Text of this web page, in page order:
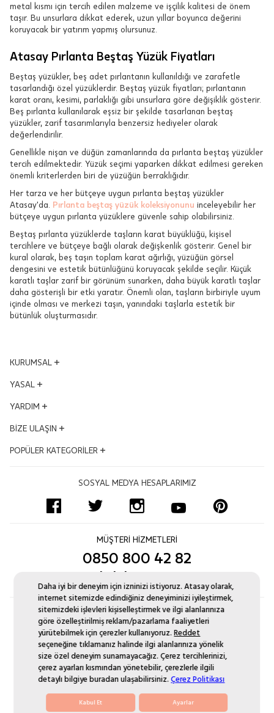
Daha iyi bir deneyim için izninizi istiyoruz. Atasay olarak,
internet sitemizde edindiğiniz deneyiminizi iyileştirmek,
sitemizdeki işlevleri kişiselleştirmek ve ilgi alanlarınıza
göre özelleştirilmiş reklam/pazarlama faaliyetleri
yürütebilmek için çerezler kullanıyoruz.Reddet
seçeneğine tıklamanız halinde ilgi alanlarınıza yönelik
size özel deneyim sunamayacağız. Çerez tercihlerinizi,
çerez ayarları kısmından yönetebilir, çerezlerle ilgili
detaylı bilgiye buradan ulaşabilirsiniz.Çerez Politikası
Kabul Et Ayarlar
metal kısmı için tercih edilen malzeme ve işçilik kalitesi de önem
taşır. Bu unsurlara dikkat ederek, uzun yıllar boyunca değerini
koruyacak bir yatırım yapmış olursunuz.
Atasay Pırlanta Beştaş Yüzük Fiyatları
Beştaş yüzükler, beş adet pırlantanın kullanıldığı ve zarafetle
tasarlandığı özel yüzüklerdir. Beştaş yüzük fiyatları; pırlantanın
karat oranı, kesimi, parlaklığı gibi unsurlara göre değişiklik gösterir.
Beş pırlanta kullanılarak eşsiz bir şekilde tasarlanan beştaş
yüzükler, zarif tasarımlarıyla benzersiz hediyeler olarak
değerlendirilir.
Genellikle nişan ve düğün zamanlarında da pırlanta beştaş yüzükler
tercih edilmektedir. Yüzük seçimi yaparken dikkat edilmesi gereken
önemli kriterlerden biri de yüzüğün berraklığıdır.
Her tarza ve her bütçeye uygun pırlanta beştaş yüzükler
Atasay'da. Pırlanta beştaş yüzük koleksiyonunu inceleyebilir her
bütçeye uygun pırlanta yüzüklere güvenle sahip olabilirsiniz.
Beştaş pırlanta yüzüklerde taşların karat büyüklüğü, kişisel
tercihlere ve bütçeye bağlı olarak değişkenlik gösterir. Genel bir
kural olarak, beş taşın toplam karat ağırlığı, yüzüğün görsel
dengesini ve estetik bütünlüğünü koruyacak şekilde seçilir. Küçük
karatlı taşlar zarif bir görünüm sunarken, daha büyük karatlı taşlar
daha gösterişli bir etki yaratır. Önemli olan, taşların birbiriyle uyum
içinde olması ve merkezi taşın, yanındaki taşlarla estetik bir
bütünlük oluşturmasıdır.
KURUMSAL
Yönetim Kurulu
Dünden Bugüne
Ödüllerimiz
Kampanyalar
Kurumsal Satış
YASAL
KVKK Aydınlatma Metni
Kalite ve Çevre Politikası
Çerez Politikası
YARDIM
Hesabım
İptal & İade Şartları
İşlem Rehberi
Site Haritası
BİZE ULAŞIN
Adres ve Konum
POPÜLER KATEGORİLER
Pırlanta Tektaş Yüzük
Zincir Kolye
Monaco Chain
SOSYAL MEDYA HESAPLARIMIZ
MÜŞTERİ HİZMETLERİ
0850 800 42 82
musteri.iliskileri@atasay.com
© 2021 Atasay Since 1937